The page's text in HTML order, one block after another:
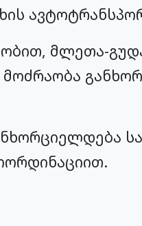
მლეთა-